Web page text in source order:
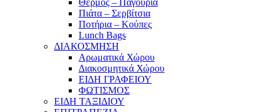
Θερμός – Παγούρια
Πιάτα – Σερβίτσια
Ποτήρια – Κούπες
Lunch Bags
ΔΙΑΚΟΣΜΗΣΗ
Αρωματικά Χώρου
Διακοσμητικά Χώρου
ΕΙΔΗ ΓΡΑΦΕΙΟΥ
ΦΩΤΙΣΜΟΣ
ΕΙΔΗ ΤΑΞΙΔΙΟΥ